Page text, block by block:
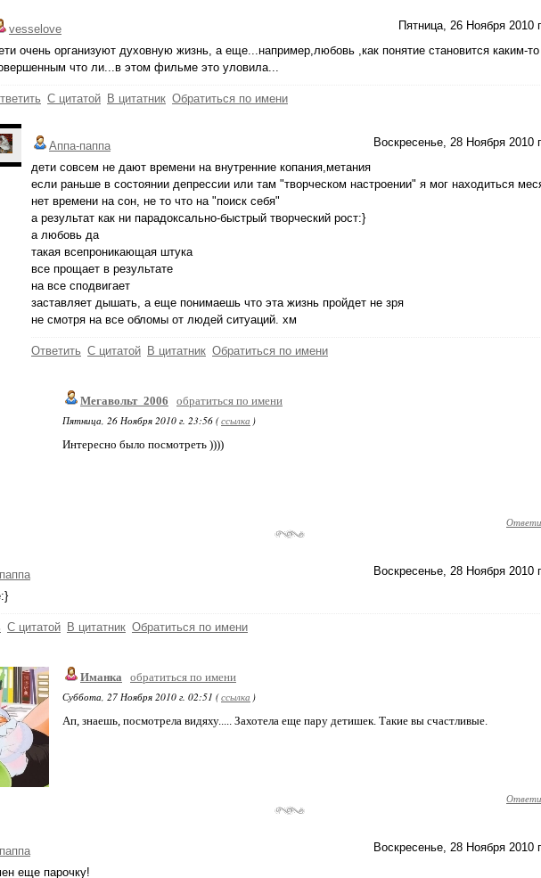
Пятница, 26 Ноября 2010
vesselove
очень организуют духовную жизнь, а еще...например,любовь ,как понятие становится каким-
что ли...в этом фильме это уловила...
С цитатой В цитатник Обратиться по имени
Воскресенье, 28 Ноября 2010
Аппа-паппа
дети совсем не дают времени на внутренние копания,метания
если раньше в состоянии депрессии или там "творческом настроении" я мог находиться
нет времени на сон, не то что на "поиск себя"
а результат как ни парадоксально-быстрый творческий рост:}
а любовь да
такая всепроникающая штука
все прощает в результате
на все сподвигает
заставляет дышать, а еще понимаешь что эта жизнь пройдет не зря
не смотря на все обломы от людей ситуаций. хм
Ответить С цитатой В цитатник Обратиться по имени
Мегавольт_2006
обратиться по имени
Пятница, 26 Ноября 2010 г. 23:56 (ссылка )
Интересно было посмотреть ))))
Воскресенье, 28 Ноября 2010
С цитатой В цитатник Обратиться по имени
Иманка
обратиться по имени
Суббота, 27 Ноября 2010 г. 02:51 (ссылка )
Ап, знаешь, посмотрела видяху..... Захотела еще пару детишек. Такие вы счастливые.
Воскресенье, 28 Ноября 2010
еще парочку!